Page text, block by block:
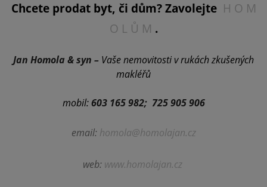
Chcete prodat byt, či dům? Zavolejte H O M
O L Ů M .
Jan Homola & syn – Vaše nemovitosti v rukách zkušených
makléřů
mobil:603 165 982; 725 905 906
email: homola@homolajan.cz
web: www.homolajan.cz